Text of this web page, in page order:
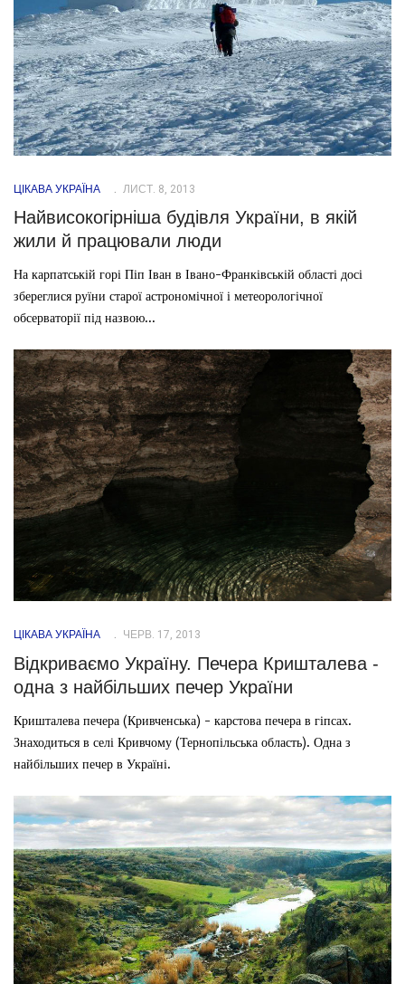
ЦІКАВА УКРАЇНА ЛИСТ. 8, 2013
Найвисокогірніша будівля України, в якій
жили й працювали люди
На карпатській горі Піп Іван в Івано-Франківській області досі
збереглися руїни старої астрономічної і метеорологічної
обсерваторії під назвою...
ЦІКАВА УКРАЇНА ЧЕРВ. 17, 2013
Відкриваємо Україну. Печера Кришталева -
одна з найбільших печер України
Кришталева печера (Кривченська) - карстова печера в гіпсах.
Знаходиться в селі Кривчому (Тернопільська область). Одна з
найбільших печер в Україні.